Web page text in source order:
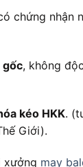
chứng nhận
, không
kéo HKK.
Giới).
xưởng may